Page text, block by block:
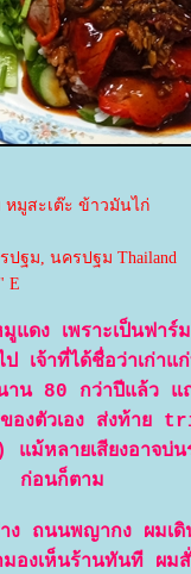
มูสะเต๊ะ ข้าวมันไก่
ฐม, นครปฐม Thailand
E
แดง เพราะเป็นฟา
เจ้าที่ได้ชื่อว่าเก่าแ
าน 80 กว่าปีแล้ว แ
องตัวเอง ส่งท้าย
หลายเสียงอาจบ่
ก่อนก็ตาม
าง ถนนพญากง ผมเ
องเห็นร้านทันที ผม